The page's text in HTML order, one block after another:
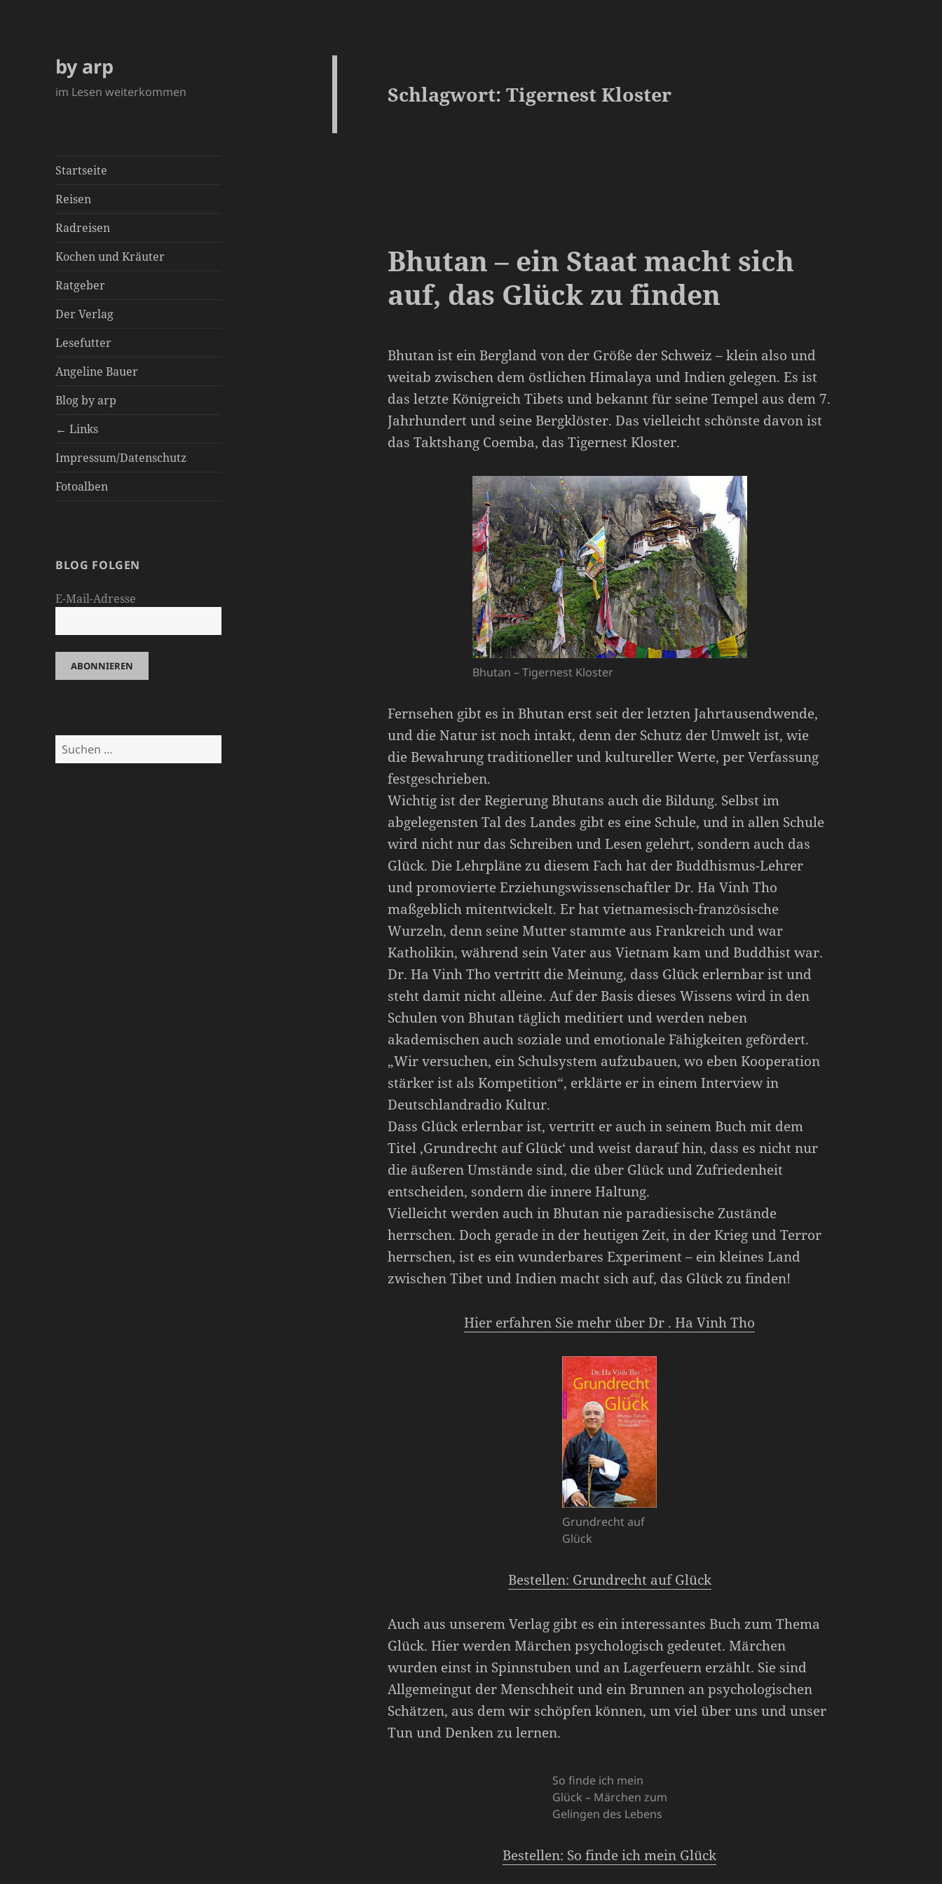
by arp
im Lesen weiterkommen
Startseite
Reisen
Radreisen
Kochen und Kräuter
Ratgeber
Der Verlag
Lesefutter
Angeline Bauer
Blog by arp
← Links
Impressum/Datenschutz
Fotoalben
BLOG FOLGEN
E-Mail-Adresse
Suchen
nach:
Schlagwort:Tigernest Kloster
Bhutan – ein Staat macht sich
auf, das Glück zu finden
Bhutan ist ein Bergland von der Größe der Schweiz – klein also und
weitab zwischen dem östlichen Himalaya und Indien gelegen. Es ist
das letzte Königreich Tibets und bekannt für seine Tempel aus dem 7.
Jahrhundert und seine Bergklöster. Das vielleicht schönste davon ist
das Taktshang Coemba, das Tigernest Kloster.
Bhutan – Tigernest Kloster
Fernsehen gibt es in Bhutan erst seit der letzten Jahrtausendwende,
und die Natur ist noch intakt, denn der Schutz der Umwelt ist, wie
die Bewahrung traditioneller und kultureller Werte, per Verfassung
festgeschrieben.
Wichtig ist der Regierung Bhutans auch die Bildung. Selbst im
abgelegensten Tal des Landes gibt es eine Schule, und in allen Schule
wird nicht nur das Schreiben und Lesen gelehrt, sondern auch das
Glück. Die Lehrpläne zu diesem Fach hat der Buddhismus-Lehrer
und promovierte Erziehungswissenschaftler Dr. Ha Vinh Tho
maßgeblich mitentwickelt. Er hat vietnamesisch-französische
Wurzeln, denn seine Mutter stammte aus Frankreich und war
Katholikin, während sein Vater aus Vietnam kam und Buddhist war.
Dr. Ha Vinh Tho vertritt die Meinung, dass Glück erlernbar ist und
steht damit nicht alleine. Auf der Basis dieses Wissens wird in den
Schulen von Bhutan täglich meditiert und werden neben
akademischen auch soziale und emotionale Fähigkeiten gefördert.
„Wir versuchen, ein Schulsystem aufzubauen, wo eben Kooperation
stärker ist als Kompetition“, erklärte er in einem Interview in
Deutschlandradio Kultur.
Dass Glück erlernbar ist, vertritt er auch in seinem Buch mit dem
Titel ‚Grundrecht auf Glück‘ und weist darauf hin, dass es nicht nur
die äußeren Umstände sind, die über Glück und Zufriedenheit
entscheiden, sondern die innere Haltung.
Vielleicht werden auch in Bhutan nie paradiesische Zustände
herrschen. Doch gerade in der heutigen Zeit, in der Krieg und Terror
herrschen, ist es ein wunderbares Experiment – ein kleines Land
zwischen Tibet und Indien macht sich auf, das Glück zu finden!
Hier erfahren Sie mehr über Dr . Ha Vinh Tho
Grundrecht auf
Glück
Bestellen: Grundrecht auf Glück
Auch aus unserem Verlag gibt es ein interessantes Buch zum Thema
Glück. Hier werden Märchen psychologisch gedeutet. Märchen
wurden einst in Spinnstuben und an Lagerfeuern erzählt. Sie sind
Allgemeingut der Menschheit und ein Brunnen an psychologischen
Schätzen, aus dem wir schöpfen können, um viel über uns und unser
Tun und Denken zu lernen.
So finde ich mein
Glück – Märchen zum
Gelingen des Lebens
Bestellen: So finde ich mein Glück